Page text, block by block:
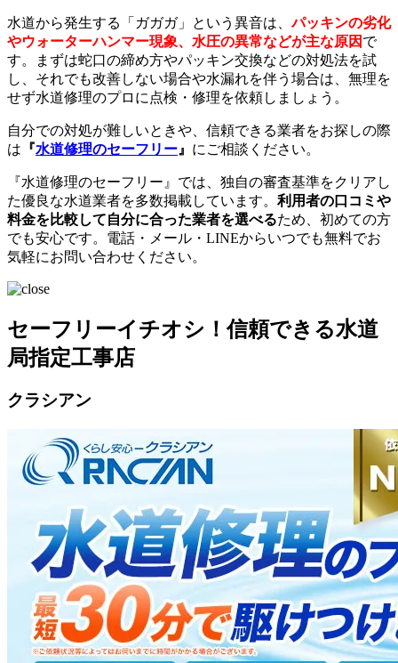
水道から発生する「ガガガ」という異音は、パッキンの劣化
やウォーターハンマー現象、水圧の異常などが主な原因 で
す。まずは蛇口の締め方やパッキン交換などの対処法を試
し、それでも改善しない場合や水漏れを伴う場合は、無理を
せず水道修理のプロに点検・修理を依頼しましょう。
自分での対処が難しいときや、信頼できる業者をお探しの際
は 『水道修理のセーフリー 』 にご相談ください。
『水道修理のセーフリー』では、独自の審査基準をクリアし
た優良な水道業者を多数掲載しています。 利用者の口コミや
料金を比較して自分に合った業者を選べるため、初めての方
でも安心です。電話・メール・LINEからいつでも無料でお
気軽にお問い合わせください。
セーフリーイチオシ！信頼できる水道
局指定工事店
クラシアン